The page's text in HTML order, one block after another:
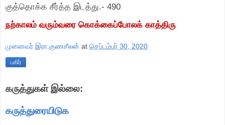
குத்தொக்க சீர்த்த இடத்து.- 490
நற்காலம் வரும்வரை கொக்கைப்போலக் காத்திரு
முனைவர் இரா.குணசீலன் at செப்டம்பர் 30, 2020
பகிர்
கருத்துகள் இல்லை:
கருத்துரையிடுக